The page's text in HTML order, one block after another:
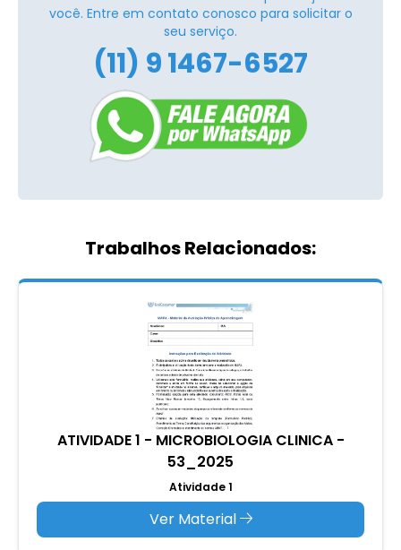
você. Entre em contato conosco para solicitar o
seu serviço.
(11) 9 1467-6527
Trabalhos Relacionados:
ATIVIDADE 1 - MICROBIOLOGIA CLINICA -
53_2025
Atividade 1
Ver Material